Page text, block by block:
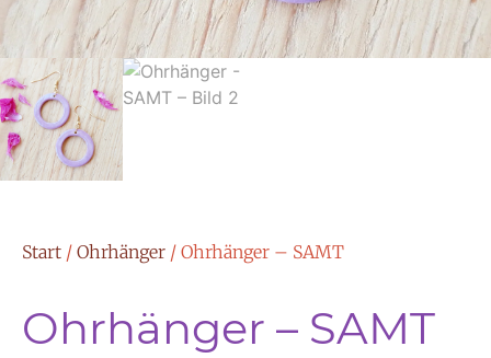
Start / Ohrhänger / Ohrhänger – SAMT
Ohrhänger – SAMT